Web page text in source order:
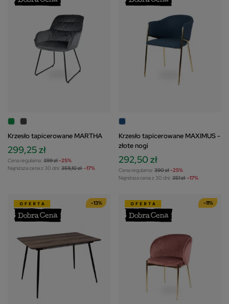
Krzesło tapicerowane MARTHA
299,25 zł
Cena regularna: 399 zł-25%
Najniższa cena z 30 dni: 359,10 zł-17%
Krzesło tapicerowane MAXIMUS -
złote nogi
292,50 zł
Cena regularna: 390 zł-25%
Najniższa cena z 30 dni: 351 zł-17%
-13% -11%